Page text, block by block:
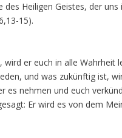
Heiligen Geistes, der
15).
er euch in alle Wahrheit
und was zukünftig ist,
es nehmen und euch
Er wird es von dem